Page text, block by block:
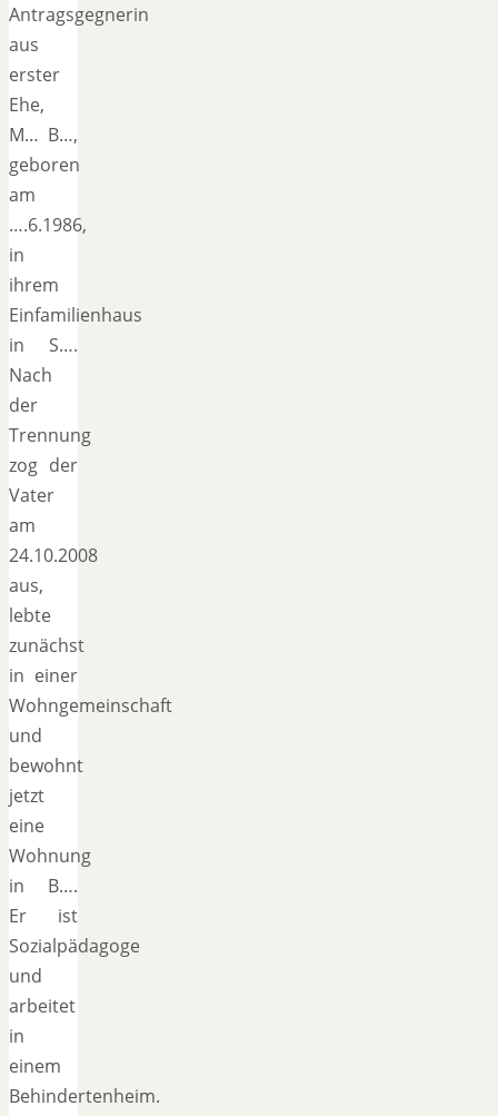
Antragsgegnerin
aus
erster
Ehe,
M… B…,
geboren
am
….6.1986,
in
ihrem
Einfamilienhaus
in S….
Nach
der
Trennung
zog der
Vater
am
24.10.2008
aus,
lebte
zunächst
in einer
Wohngemeinschaft
und
bewohnt
jetzt
eine
Wohnung
in B….
Er ist
Sozialpädagoge
und
arbeitet
in
einem
Behindertenheim.